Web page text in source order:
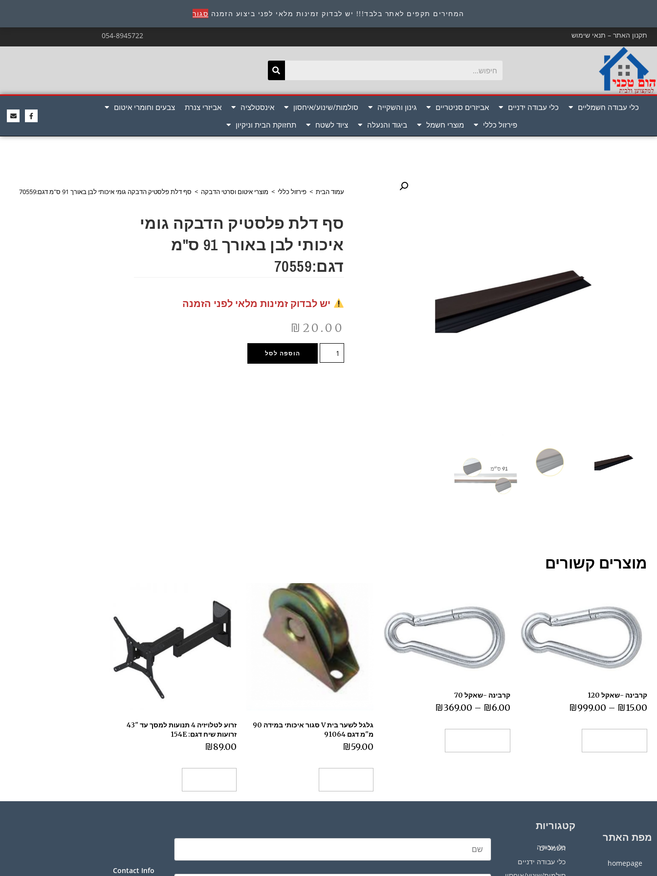
המחירים תקפים לאתר בלבד!!! יש לבדוק זמינות מלאי לפני ביצוע הזמנה סגור כתובת : היוזמים 9 אור יהודה שירות לקוחות 054-8945722
תקנון האתר – תנאי שימוש 054-8945722
כלי עבודה חשמליים כלי עבודה ידניים אביזרים סניטריים גינון והשקייה סולמות/שינוע/איחסון אינסטלציה אביזרי צנרת
צבעים וחומרי איטום
פירזול כללי
מוצרי חשמל ביגוד והנעלה ציוד לשטח תחזוקת הבית וניקיון
עמוד הבית > פירזול כללי > מוצרי איטום וסרטי הדבקה > סף דלת פלסטיק הדבקה גומי איכותי לבן באורך 91 ס"מ דגם:70559
סף דלת פלסטיק הדבקה גומי
איכותי לבן באורך 91 ס"מ
דגם:70559
יש לבדוק זמינות מלאי לפני הזמנה
₪ 20.00
הוספה לסל
מוצרים קשורים
קרבינה -שאקל 120
₪15.00
–
₪999.00
קרבינה -שאקל 70
₪6.00
–
₪369.00
גלגל לשער בית V סגור איכותי במידה 90
מ"מ דגם 91064
₪59.00
זרוע לטלויזיה 4 תנועות למסך ‏עד "43
זרועות שיח דגם: 154E
₪89.00
מפת האתר
homepage
קטגוריות
כלי עבודה חשמליים
כלי עבודה ידניים
Contact Info